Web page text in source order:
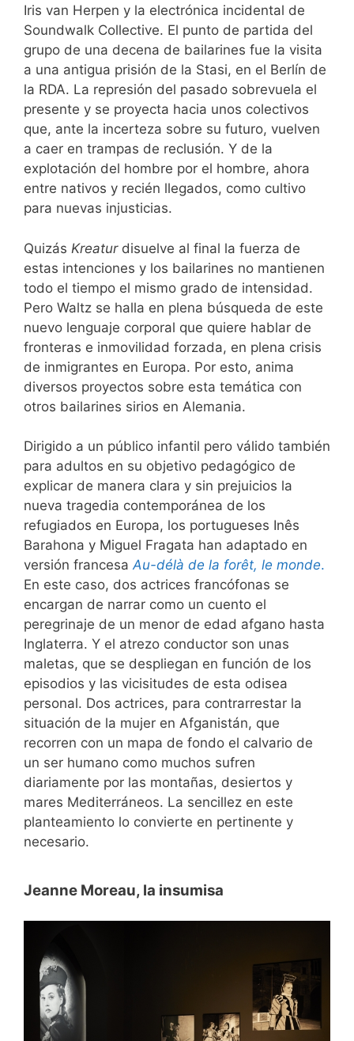
Iris van Herpen y la electrónica incidental de
Soundwalk Collective. El punto de partida del
grupo de una decena de bailarines fue la visita
a una antigua prisión de la Stasi, en el Berlín de
la RDA. La represión del pasado sobrevuela el
presente y se proyecta hacia unos colectivos
que, ante la incerteza sobre su futuro, vuelven
a caer en trampas de reclusión. Y de la
explotación del hombre por el hombre, ahora
entre nativos y recién llegados, como cultivo
para nuevas injusticias.
Quizás Kreatur disuelve al final la fuerza de
estas intenciones y los bailarines no mantienen
todo el tiempo el mismo grado de intensidad.
Pero Waltz se halla en plena búsqueda de este
nuevo lenguaje corporal que quiere hablar de
fronteras e inmovilidad forzada, en plena crisis
de inmigrantes en Europa. Por esto, anima
diversos proyectos sobre esta temática con
otros bailarines sirios en Alemania.
Dirigido a un público infantil pero válido también
para adultos en su objetivo pedagógico de
explicar de manera clara y sin prejuicios la
nueva tragedia contemporánea de los
refugiados en Europa, los portugueses Inês
Barahona y Miguel Fragata han adaptado en
versión francesaAu-délà de la forêt, le monde.
En este caso, dos actrices francófonas se
encargan de narrar como un cuento el
peregrinaje de un menor de edad afgano hasta
Inglaterra. Y el atrezo conductor son unas
maletas, que se despliegan en función de los
episodios y las vicisitudes de esta odisea
personal. Dos actrices, para contrarrestar la
situación de la mujer en Afganistán, que
recorren con un mapa de fondo el calvario de
un ser humano como muchos sufren
diariamente por las montañas, desiertos y
mares Mediterráneos. La sencillez en este
planteamiento lo convierte en pertinente y
necesario.
Jeanne Moreau, la insumisa